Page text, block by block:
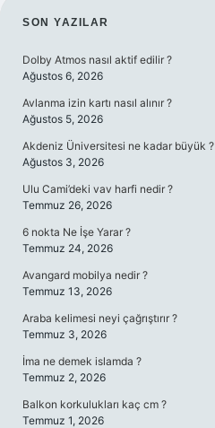
SIDEBAR
SON YAZILAR
Dolby Atmos nasıl aktif edilir ?
Ağustos 6, 2026
Avlanma izin kartı nasıl alınır ?
Ağustos 5, 2026
Akdeniz Üniversitesi ne kadar büyük ?
Ağustos 3, 2026
Ulu Cami’deki vav harfi nedir ?
Temmuz 26, 2026
6 nokta Ne İşe Yarar ?
Temmuz 24, 2026
Avangard mobilya nedir ?
Temmuz 13, 2026
Araba kelimesi neyi çağrıştırır ?
Temmuz 3, 2026
İma ne demek islamda ?
Temmuz 2, 2026
Balkon korkulukları kaç cm ?
Temmuz 1, 2026